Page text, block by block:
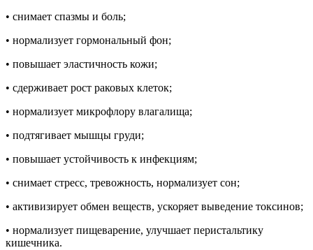
• снимает спазмы и боль;
• нормализует гормональный фон;
• повышает эластичность кожи;
• сдерживает рост раковых клеток;
• нормализует микрофлору влагалища;
• подтягивает мышцы груди;
• повышает устойчивость к инфекциям;
• снимает стресс, тревожность, нормализует сон;
• активизирует обмен веществ, ускоряет выведение токсинов;
• нормализует пищеварение, улучшает перистальтику
кишечника.